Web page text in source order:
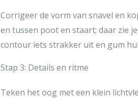
Corrigeer de vorm van snavel en
en tussen poot en staart; daar zie
contour iets strakker uit en gum
Stap 3: Details en ritme
Teken het oog met een klein